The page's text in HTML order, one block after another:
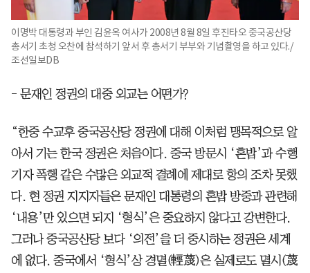
이명박 대통령과 부인 김윤옥 여사가 2008년 8월 8일 후진타오 중국공산당
총서기 초청 오찬에 참석하기 앞서 후 총서기 부부와 기념촬영을 하고 있다./
조선일보DB
- 문재인 정권의 대중 외교는 어떤가?
“한중 수교후 중국공산당 정권에 대해 이처럼 맹목적으로 알
아서 기는 한국 정권은 처음이다. 중국 방문시 ‘혼밥’과 수행
기자 폭행 같은 수많은 외교적 결례에 제대로 항의 조차 못했
다. 현 정권 지지자들은 문재인 대통령의 혼밥 방중과 관련해
‘내용’만 있으면 되지 ‘형식’은 중요하지 않다고 강변한다.
그러나 중국공산당 보다 ‘의전’을 더 중시하는 정권은 세계
에 없다. 중국에서 ‘형식’상 경멸(輕蔑)은 실제로도 멸시(蔑